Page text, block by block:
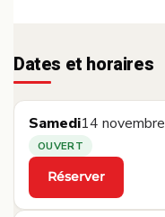
Dates et horaires
Samedi14 novembre
OUVERT
Réserver
·